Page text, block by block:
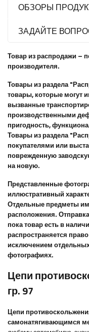
ОБЗОРЫ
ЗАДАЙТЕ
Товар из распродажи –
производителя.
Товары из раздела
товары, которые могут
вызванные
производственными
пригодность,
Товары из раздела
покупателями или
поврежденную
на новую.
Представленные
иллюстративный
Отдельные предметы
расположения.
пока товар есть в
распространяется
исключением
фотографиях.
Цепи
гр. 97
Цепи
самонатягивающимся